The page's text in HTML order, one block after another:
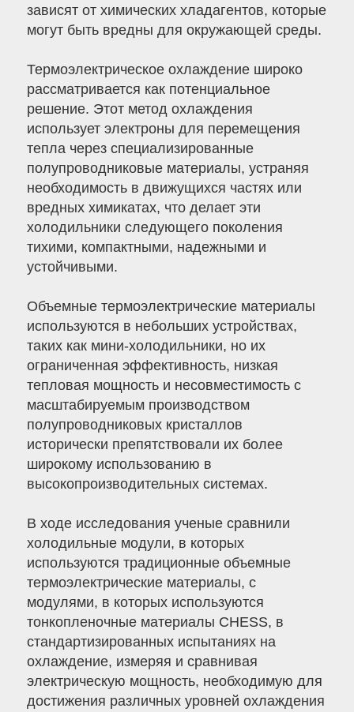
зависят от химических хладагентов, которые
могут быть вредны для окружающей среды.
Термоэлектрическое охлаждение широко
рассматривается как потенциальное
решение. Этот метод охлаждения
использует электроны для перемещения
тепла через специализированные
полупроводниковые материалы, устраняя
необходимость в движущихся частях или
вредных химикатах, что делает эти
холодильники следующего поколения
тихими, компактными, надежными и
устойчивыми.
Объемные термоэлектрические материалы
используются в небольших устройствах,
таких как мини-холодильники, но их
ограниченная эффективность, низкая
тепловая мощность и несовместимость с
масштабируемым производством
полупроводниковых кристаллов
исторически препятствовали их более
широкому использованию в
высокопроизводительных системах.
В ходе исследования ученые сравнили
холодильные модули, в которых
используются традиционные объемные
термоэлектрические материалы, с
модулями, в которых используются
тонкопленочные материалы CHESS, в
стандартизированных испытаниях на
охлаждение, измеряя и сравнивая
электрическую мощность, необходимую для
достижения различных уровней охлаждения